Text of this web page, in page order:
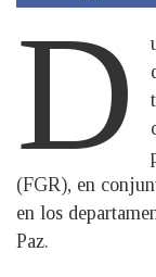
D
(FGR), en
en los
Paz.